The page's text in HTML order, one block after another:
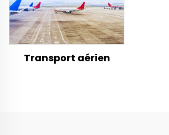
Transport aérien